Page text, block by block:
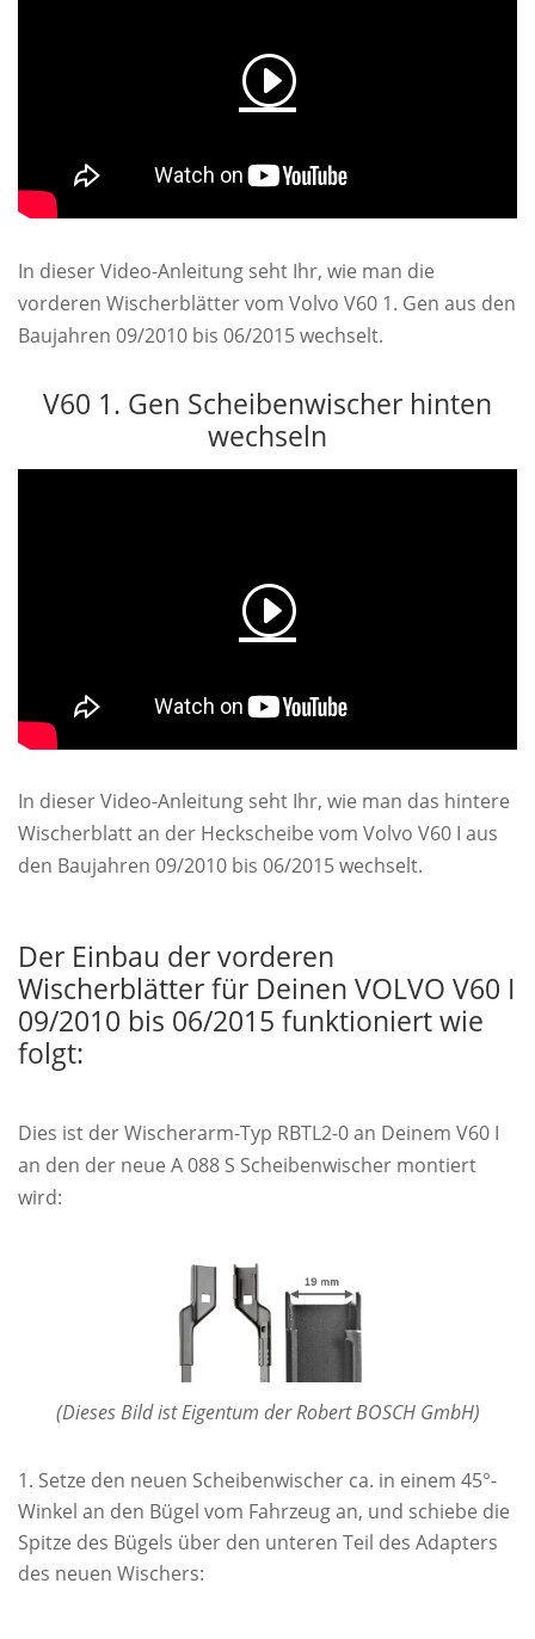
In dieser Video-Anleitung seht Ihr, wie man die
vorderen Wischerblätter vom Volvo V60 1. Gen aus den
Baujahren 09/2010 bis 06/2015 wechselt.
V60 1. Gen Scheibenwischer hinten
wechseln
In dieser Video-Anleitung seht Ihr, wie man das hintere
Wischerblatt an der Heckscheibe vom Volvo V60 I aus
den Baujahren 09/2010 bis 06/2015 wechselt.
Der Einbau der vorderen
Wischerblätter für Deinen VOLVO V60 I
09/2010 bis 06/2015 funktioniert wie
folgt:
Dies ist der Wischerarm-Typ RBTL2-0 an Deinem V60 I
an den der neue A 088 S Scheibenwischer montiert
wird:
(Dieses Bild ist Eigentum der Robert BOSCH GmbH)
Setze den neuen Scheibenwischer ca. in einem 45°-
Winkel an den Bügel vom Fahrzeug an, und schiebe die
Spitze des Bügels über den unteren Teil des Adapters
des neuen Wischers: